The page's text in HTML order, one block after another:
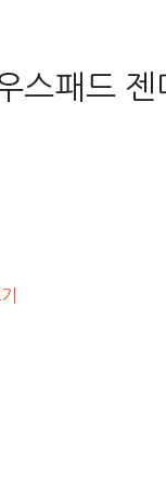
스패드 젠